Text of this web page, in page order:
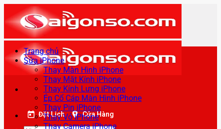
qua
nội
dung
Đặt Lịch Cửa Hàng
Trang chủ
Sửa iPhone
Thay Màn Hình iPhone
Thay Mặt Kính iPhone
Thay Kính Lưng iPhone
Ép Cổ Cáp Màn Hình iPhone
Thay Pin iPhone
Thay Vỏ iPhone
Thay Camera iPhone